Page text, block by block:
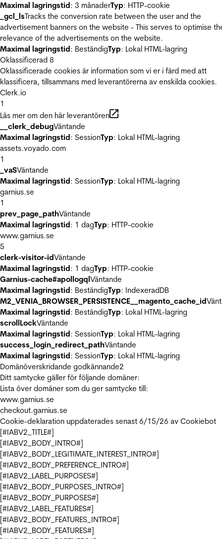
Maximal lagringstid: 3 månaderTyp: HTTP-cookie
_gcl_lsTracks the conversion rate between the user and the
advertisement banners on the website - This serves to optimise
relevance of the advertisements on the website.
Maximal lagringstid: BeständigTyp: Lokal HTML-lagring
Oklassificerad 8
Oklassificerade cookies är information som vi er i färd med att
klassificera, tillsammans med leverantörerna av enskilda cookies.
Clerk.io
1
Läs mer om den här leverantören
__clerk_debugVäntande
Maximal lagringstid: SessionTyp: Lokal HTML-lagring
assets.voyado.com
1
_vaSVäntande
Maximal lagringstid: SessionTyp: Lokal HTML-lagring
garnius.se
1
prev_page_pathVäntande
Maximal lagringstid: 1 dagTyp: HTTP-cookie
www.garnius.se
5
clerk-visitor-idVäntande
Maximal lagringstid: 1 dagTyp: HTTP-cookie
Garnius-cache#apollogqlVäntande
Maximal lagringstid: BeständigTyp: IndexeradDB
M2_VENIA_BROWSER_PERSISTENCE__magento_cache_id
Maximal lagringstid: BeständigTyp: Lokal HTML-lagring
scrollLockVäntande
Maximal lagringstid: SessionTyp: Lokal HTML-lagring
success_login_redirect_pathVäntande
Maximal lagringstid: SessionTyp: Lokal HTML-lagring
Domänöverskridande godkännande2
Ditt samtycke gäller för följande domäner:
Lista över domäner som du ger samtycke till:
www.garnius.se
checkout.garnius.se
Cookie-deklaration uppdaterades senast 6/15/26 av Cookiebot
[#IABV2_TITLE#]
[#IABV2_BODY_INTRO#]
[#IABV2_BODY_LEGITIMATE_INTEREST_INTRO#]
[#IABV2_BODY_PREFERENCE_INTRO#]
[#IABV2_LABEL_PURPOSES#]
[#IABV2_BODY_PURPOSES_INTRO#]
[#IABV2_BODY_PURPOSES#]
[#IABV2_LABEL_FEATURES#]
[#IABV2_BODY_FEATURES_INTRO#]
[#IABV2_BODY_FEATURES#]